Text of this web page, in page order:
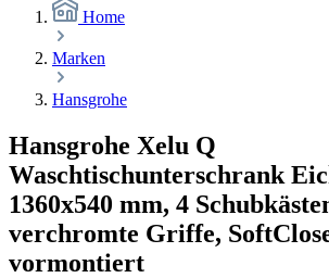
Home
Marken
Hansgrohe
Hansgrohe Xelu Q
Waschtischunterschrank
1360x540 mm, 4
verchromte Griffe,
vormontiert